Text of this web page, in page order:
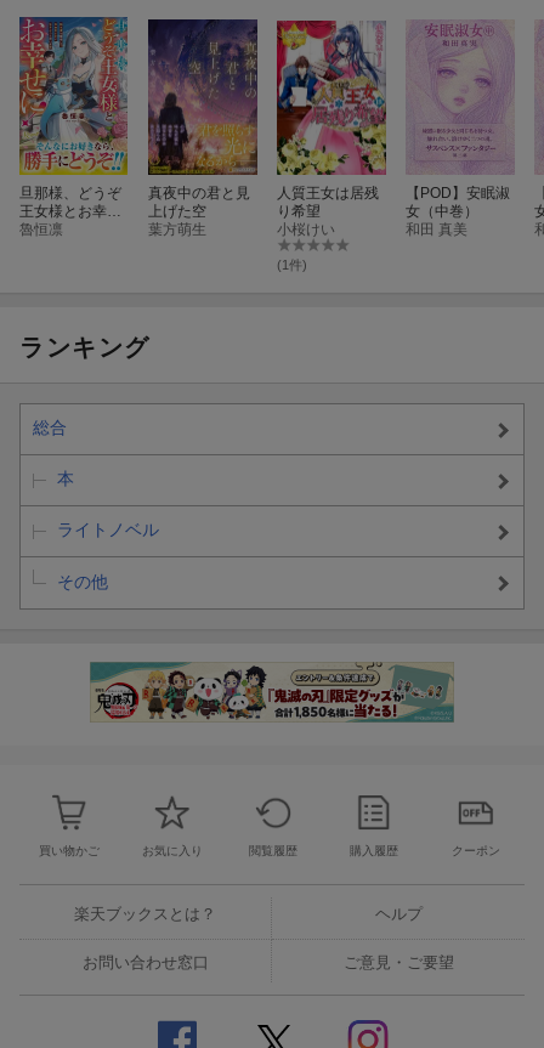
旦那様、どうぞ
王女様とお幸せ
に！
魯恒凛
真夜中の君と見
上げた空
葉方萌生
人質王女は居残
り希望
小桜けい
(1件)
【POD】安眠淑
女（中巻）
和田 真美
ランキング
総合
本
ライトノベル
その他
買い物かご お気に入り 閲覧履歴 購入履歴 クーポン
楽天ブックスとは？ ヘルプ
お問い合わせ窓口 ご意見・ご要望